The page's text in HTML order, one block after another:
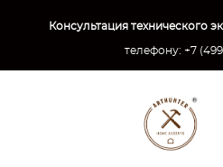
Консультация технического
телефону: +7